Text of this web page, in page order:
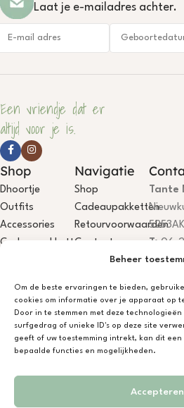
Beheer
Om de beste ervaringen te bieden,
cookies om informatie over je apparaat op
Door in te stemmen met deze
surfgedrag of unieke ID's op deze site
geeft of uw toestemming intrekt, kan dit
bepaalde functies en mogelijkheden.
Accepteren
Laat je e-mailadres achter.
Een vriendje dat er
altijd voor je is.
Shop
Dhoortje
Outfits
Accessories
Cadeaupakketten
Navigatie
Shop
Cadeaupakketten
Retourvoorwaarden
Contact
Tante
T: 06-
E:
BTW:
IBAN:
Ontwerp & Ontwikkeling door